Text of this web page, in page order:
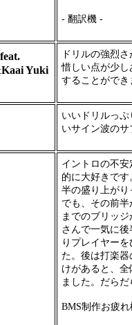
- 翻訳機 -
Yuki
ドリルの強烈
惜しい点が少
することができ
いいドリルっ
いサイン波の
イントロの不
的に大好きで
半の盛り上が
でも、その前
までのブリッ
さんで一気に
りプレイヤー
た。後は打楽
けがあると、
ました。だら
BMS制作お疲